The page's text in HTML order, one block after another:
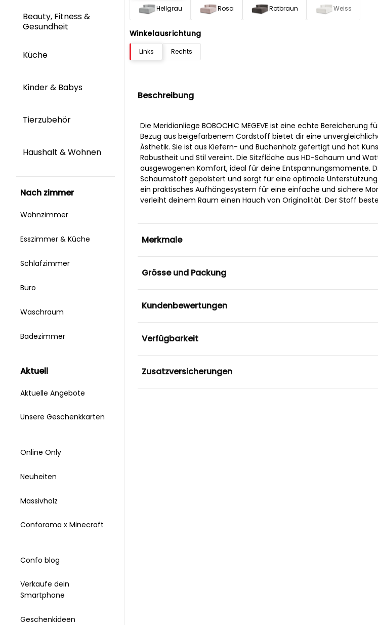
Beauty, Fitness &
Gesundheit
Küche
Kinder & Babys
Tierzubehör
Haushalt & Wohnen
nach zimmer
Wohnzimmer
Esszimmer & Küche
Schlafzimmer
Büro
Waschraum
Badezimmer
aktuell
Aktuelle Angebote
Unsere Geschenkkarten
Online Only
Neuheiten
Massivholz
Conforama x Minecraft
Confo blog
Verkaufe dein
Smartphone
Geschenkideen
Hellgrau Rosa Rotbraun Weiss
Winkelausrichtung
Links Rechts
Beschreibung
Die Meridianliege BOBOCHIC MEGEVE ist eine echte Bereicherung
Bezug aus beigefarbenem Cordstoff bietet dir eine
Ästhetik. Sie ist aus Kiefern- und Buchenholz gefertigt und hat
Robustheit und Stil vereint. Die Sitzfläche aus HD-Schaum und
ausgewogenen Komfort, ideal für deine Entspannungsmomente.
Schaumstoff gepolstert und sorgt für eine optimale
ein praktisches Aufhängesystem für eine einfache und sichere
verleiht deinem Raum einen Hauch von Originalität. Der Stoff
Merkmale
Grösse und Packung
Kundenbewertungen
Verfügbarkeit
Zusatzversicherungen